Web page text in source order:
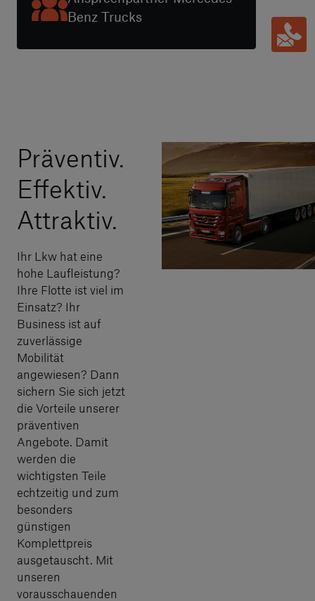
Benz Trucks
Präventiv.
Effektiv.
Attraktiv.
Ihr Lkw hat eine
hohe Laufleistung?
Ihre Flotte ist viel im
Einsatz? Ihr
Business ist auf
zuverlässige
Mobilität
angewiesen? Dann
sichern Sie sich jetzt
die Vorteile unserer
präventiven
Angebote. Damit
werden die
wichtigsten Teile
echtzeitig und zum
besonders
günstigen
Komplettpreis
ausgetauscht. Mit
unseren
vorausschauenden